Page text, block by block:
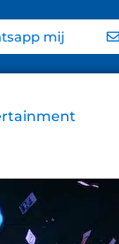
mij